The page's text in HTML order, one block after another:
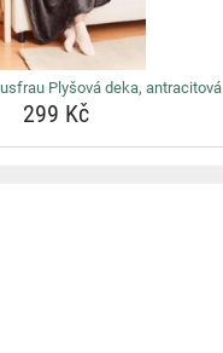
Plyšová deka, antracitová
299 Kč